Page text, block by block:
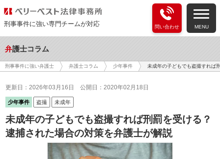
刑事事件に強い専門チームが対応 問い合わせ MENU
弁護士コラム
刑事事件に強い弁護士 弁護士コラム 少年事件 未成年の子どもでも盗撮すれば
更新日：2026年03月16日 公開日：2020年02月18日
少年事件 盗撮 未成年
未成年の子どもでも盗撮すれば刑罰を受ける？
逮捕された場合の対策を弁護士が解説